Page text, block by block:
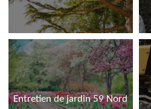
Entretien de jardin 59 Nord